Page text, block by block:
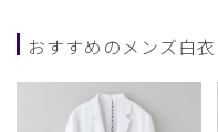
おすすめのメンズ白衣